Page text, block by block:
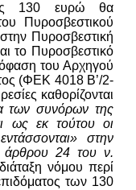
130 ευρώ θα
Πυροσβεστικού
Πυροσβεστική
το Πυροσβεστικό
του Αρχηγού
(ΦΕΚ 4018 Β’/2-
καθορίζονται
των συνόρων της
ως εκ τούτου οι
στην
24 του ν.
νόμου περί
των 130